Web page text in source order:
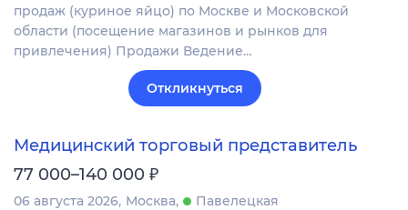
продаж (куриное яйцо) по Москве и Московской
области (посещение магазинов и рынков для
привлечения) Продажи Ведение…
Откликнуться
Медицинский торговый представитель
77 000–140 000 ₽
06 августа 2026 Москва
Павелецкая